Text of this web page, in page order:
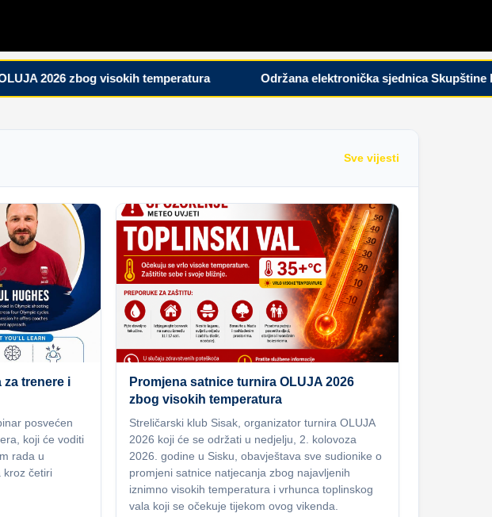
2026 zbog visokih temperatura Održana elektronička sjednica Skupštine
Sve vijesti
trenere i
posvećen
koji će voditi
rada u
kroz četiri
Promjena satnice turnira OLUJA 2026
zbog visokih temperatura
Streličarski klub Sisak, organizator turnira OLUJA
2026 koji će se održati u nedjelju, 2. kolovoza
2026. godine u Sisku, obavještava sve sudionike o
promjeni satnice natjecanja zbog najavljenih
iznimno visokih temperatura i vrhunca toplinskog
vala koji se očekuje tijekom ovog vikenda.